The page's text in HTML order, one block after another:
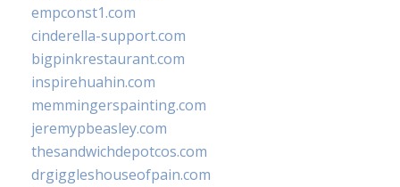
empconst1.com
cinderella-support.com
bigpinkrestaurant.com
inspirehuahin.com
memmingerspainting.com
jeremypbeasley.com
thesandwichdepotcos.com
drgiggleshouseofpain.com